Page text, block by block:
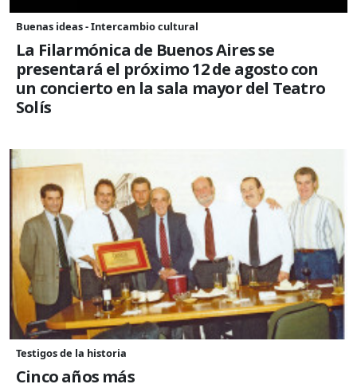
Buenas ideas - Intercambio cultural
La Filarmónica de Buenos Aires se
presentará el próximo 12 de agosto con
un concierto en la sala mayor del Teatro
Solís
Testigos de la historia
Cinco años más